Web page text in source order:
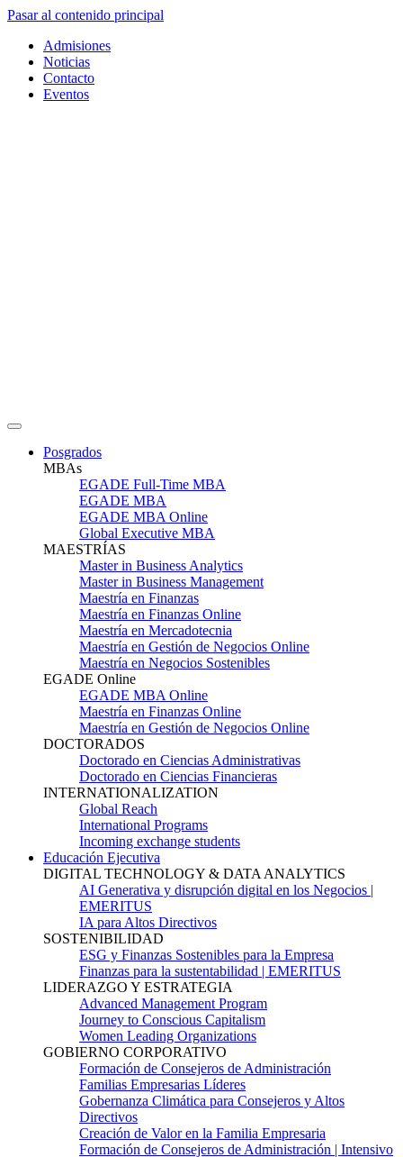
Pasar al contenido principal
Admisiones
Noticias
Contacto
Eventos
Posgrados
MBAs
EGADE Full-Time MBA
EGADE MBA
EGADE MBA Online
Global Executive MBA
MAESTRÍAS
Master in Business Analytics
Master in Business Management
Maestría en Finanzas
Maestría en Finanzas Online
Maestría en Mercadotecnia
Maestría en Gestión de Negocios Online
Maestría en Negocios Sostenibles
EGADE Online
EGADE MBA Online
Maestría en Finanzas Online
Maestría en Gestión de Negocios Online
DOCTORADOS
Doctorado en Ciencias Administrativas
Doctorado en Ciencias Financieras
INTERNATIONALIZATION
Global Reach
International Programs
Incoming exchange students
Educación Ejecutiva
DIGITAL TECHNOLOGY & DATA ANALYTICS
AI Generativa y disrupción digital en los Negocios |
EMERITUS
IA para Altos Directivos
SOSTENIBILIDAD
ESG y Finanzas Sostenibles para la Empresa
Finanzas para la sustentabilidad | EMERITUS
LIDERAZGO Y ESTRATEGIA
Advanced Management Program
Journey to Conscious Capitalism
Women Leading Organizations
GOBIERNO CORPORATIVO
Formación de Consejeros de Administración
Familias Empresarias Líderes
Gobernanza Climática para Consejeros y Altos
Directivos
Creación de Valor en la Familia Empresaria
Formación de Consejeros de Administración | Intensivo